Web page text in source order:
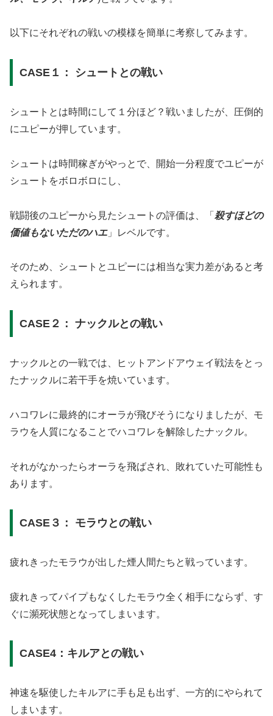
以下にそれぞれの戦いの模様を簡単に考察してみます。
CASE１： シュートとの戦い
シュートとは時間にして１分ほど？戦いましたが、圧倒的
にユピーが押しています。
シュートは時間稼ぎがやっとで、開始一分程度でユピーが
シュートをボロボロにし、
戦闘後のユピーから見たシュートの評価は、「 殺すほどの
価値もないただのハエ」レベルです。
そのため、シュートとユピーには相当な実力差があると考
えられます。
CASE２： ナックルとの戦い
ナックルとの一戦では、ヒットアンドアウェイ戦法をとっ
たナックルに若干手を焼いています。
ハコワレに最終的にオーラが飛びそうになりましたが、モ
ラウを人質になることでハコワレを解除したナックル。
それがなかったらオーラを飛ばされ、敗れていた可能性も
あります。
CASE３： モラウとの戦い
疲れきったモラウが出した煙人間たちと戦っています。
疲れきってパイプもなくしたモラウ全く相手にならず、す
ぐに瀕死状態となってしまいます。
CASE4：キルアとの戦い
神速を駆使したキルアに手も足も出ず、一方的にやられて
しまいます。